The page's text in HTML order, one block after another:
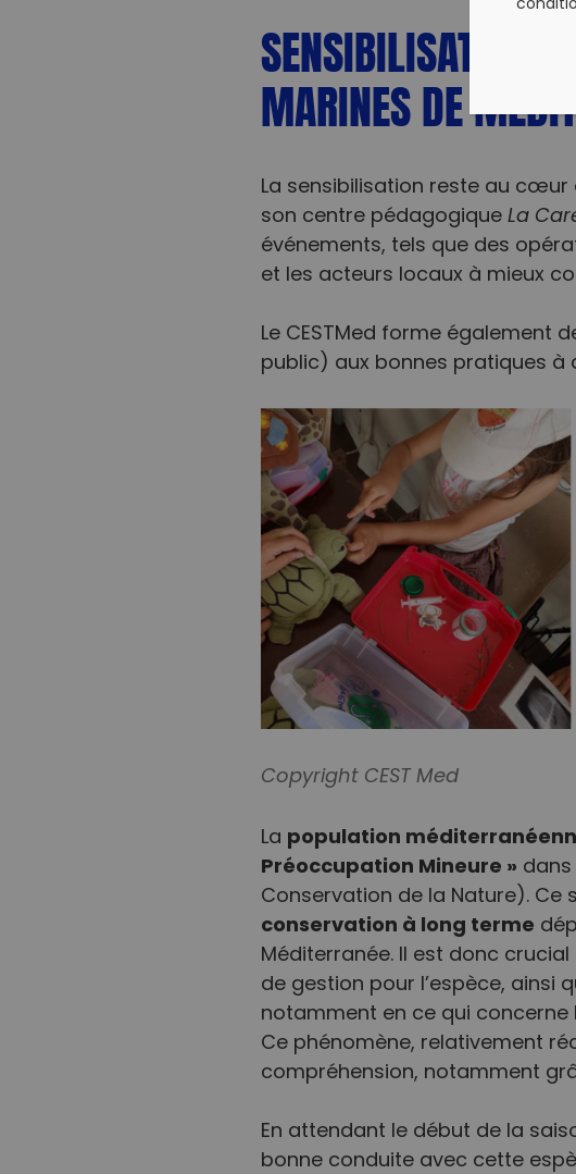
SENSIBILISATION
MARINES DE
La sensibilisation reste au cœur
son centre pédagogiqueLa
événements, tels que des
et les acteurs locaux à mieux
Le CESTMed forme également
public) aux bonnes pratiques à
Copyright CEST Med
La population
Préoccupation Mineure » dans
Conservation de la Nature).
conservation à long terme
Méditerranée. Il est donc
de gestion pour l’espèce, ainsi
notamment en ce qui
Ce phénomène, relativement
compréhension, notamment
En attendant le début de la
bonne conduite avec cette